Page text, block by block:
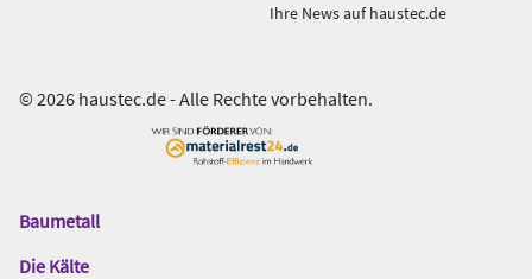
Ihre News auf haustec.de
© 2026 haustec.de - Alle Rechte vorbehalten.
Das
Gentner
Baumetall
Die Kälte